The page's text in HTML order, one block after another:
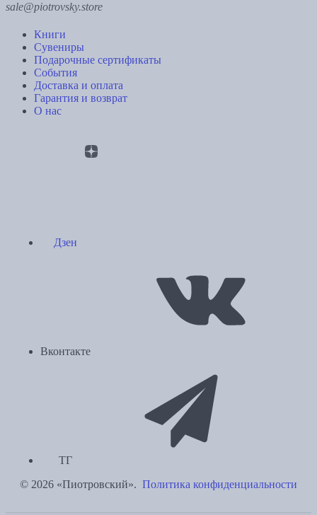
sale@piotrovsky.store
Книги
Сувениры
Подарочные сертификаты
События
Доставка и оплата
Гарантия и возврат
О нас
Дзен
Вконтакте
ТГ
© 2026 «Пиотровский». Политика конфиденциальности